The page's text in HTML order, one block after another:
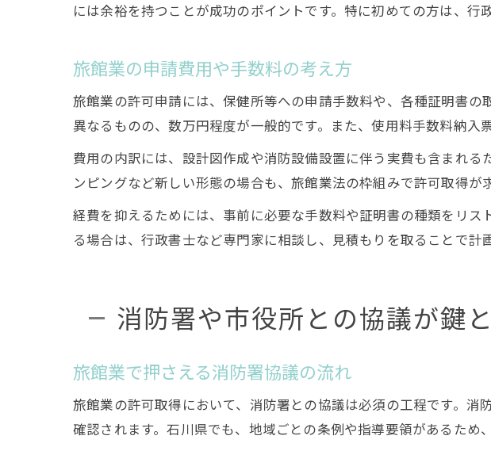
には余裕を持つことが成功のポイントです。特に初めての方は、行
旅館業の申請費用や手数料の考え方
旅館業の許可申請には、保健所等への申請手数料や、各種証明書
異なるものの、数万円程度が一般的です。また、使用料手数料納入
費用の内訳には、設計図作成や消防設備設置に伴う実費も含まれ
ンピングなど新しい形態の場合も、旅館業法の枠組みで許可取得が
経費を抑えるためには、事前に必要な手数料や証明書の種類をリ
る場合は、行政書士など専門家に相談し、見積もりを取ることで計
消防署や市役所との協議が鍵
旅館業で押さえる消防署協議の流れ
旅館業の許可取得において、消防署との協議は必須の工程です。
確認されます。石川県でも、地域ごとの条例や指導要領があるため